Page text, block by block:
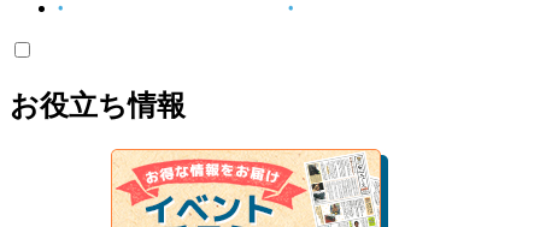
お役立ち情報